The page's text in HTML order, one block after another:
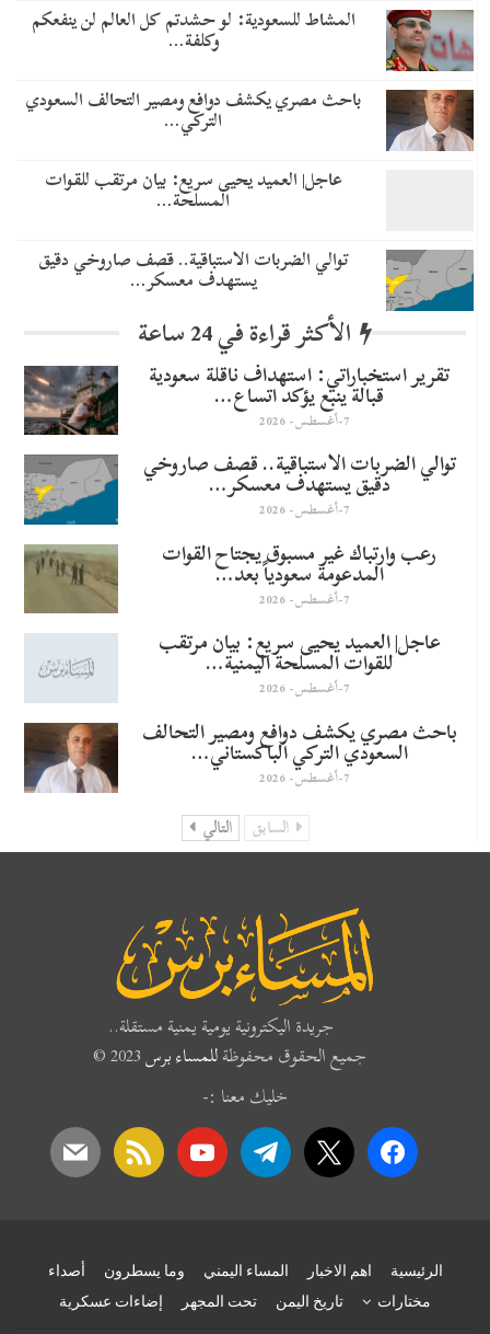
المشاط للسعودية: لو حشدتم كل العالم لن ينفعكم
وكلفة…
باحث مصري يكشف دوافع ومصير التحالف السعودي
التركي…
عاجل| العميد يحيى سريع: بيان مرتقب للقوات
المسلحة…
توالي الضربات الاستباقية.. قصف صاروخي دقيق
يستهدف معسكر…
الأكثر قراءة في 24 ساعة
تقرير استخباراتي: استهداف ناقلة سعودية
قبالة ينبع يؤكد اتساع…
7-أغسطس- 2026
توالي الضربات الاستباقية.. قصف صاروخي
دقيق يستهدف معسكر…
7-أغسطس- 2026
رعب وارتباك غير مسبوق يجتاح القوات
المدعومة سعودياً بعد…
7-أغسطس- 2026
عاجل| العميد يحيى سريع: بيان مرتقب
للقوات المسلحة اليمنية…
7-أغسطس- 2026
باحث مصري يكشف دوافع ومصير التحالف
السعودي التركي الباكستاني…
7-أغسطس- 2026
السابق التالي
جريدة اليكترونية يومية يمنية مستقلة..
جميع الحقوق محفوظةللمساء برس
خليك معنا :-
facebook
x
telegram
youtube
rss
mail
الرئيسية اهم الاخبار المساء اليمني وما يسطرون
أصداء
مختارات
تاريخ اليمن تحت المجهر إضاءات عسكرية